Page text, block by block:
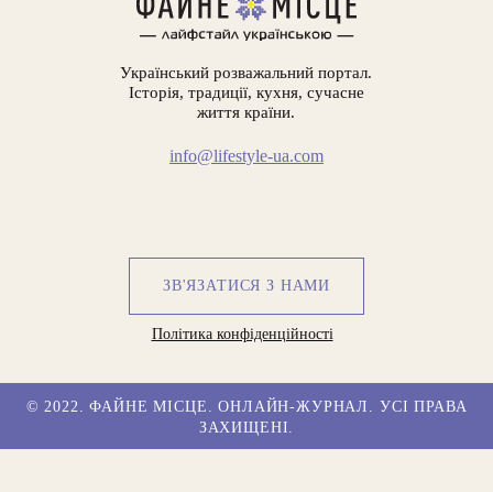
Український розважальний портал.
Історія, традиції, кухня, сучасне
життя країни.
info@lifestyle-ua.com
ЗВ'ЯЗАТИСЯ З НАМИ
Політика конфіденційності
© 2022. ФАЙНЕ МІСЦЕ. ОНЛАЙН-ЖУРНАЛ. УСІ ПРАВА
ЗАХИЩЕНІ.